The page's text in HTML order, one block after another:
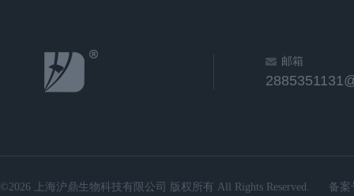
邮箱
©2026 上海沪鼎生物科技有限公司 版权所有 All Rights Reserved.
备案